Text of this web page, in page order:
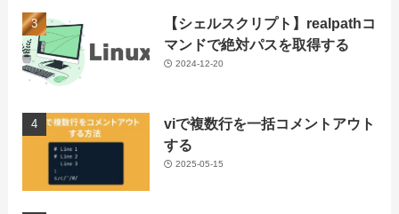
【シェルスクリプト】realpathコ
マンドで絶対パスを取得する
2024-12-20
viで複数行を一括コメントアウト
する
2025-05-15